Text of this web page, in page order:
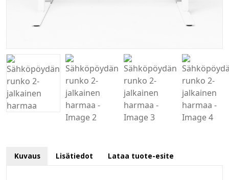
Kuvaus Lisätiedot Lataa tuote-esite